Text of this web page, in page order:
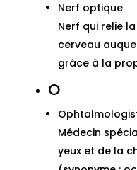
Nerf optique
Nerf qui relie
cerveau
grâce à la
O
Médecin
yeux et de la